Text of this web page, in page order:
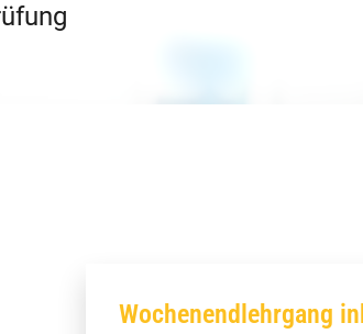
Wochenendlehrgang